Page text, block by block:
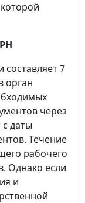
составляет 7
орган
через
даты
Течение
рабочего
Однако если
и